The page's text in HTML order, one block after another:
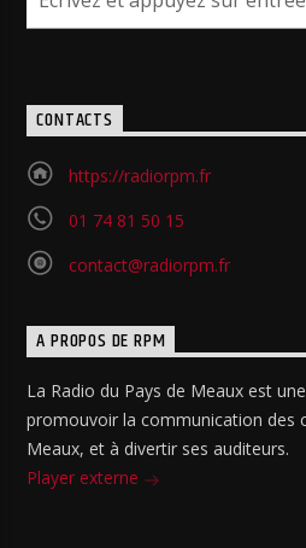
CONTACTS
https://radiorpm.fr
01 74 81 50 15
contact@radiorpm.fr
A PROPOS DE RPM
La Radio du Pays de Meaux est
promouvoir la communication des
Meaux, et à divertir ses auditeurs.
Player externe